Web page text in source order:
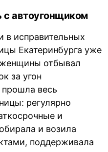
автоугонщиком
исправительных
Екатеринбурга уже
отбывал
за угон
весь
регулярно
и
и возила
поддерживала